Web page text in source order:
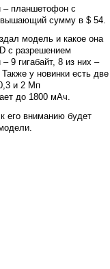
планшетофон с
сумму в $ 54.
модель и какое она
с разрешением
9 гигабайт, 8 из них –
у новинки есть две
и 2 Мп
до 1800 мАч.
его вниманию будет